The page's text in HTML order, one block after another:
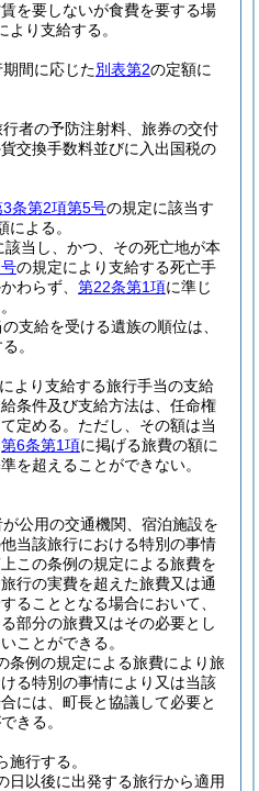
を要しないが食費を要する場
より支給する。
間に応じた別表第2の定額に
者の予防注射料、旅券の交付
交換手数料並びに入出国税の
3条第2項第5号の規定に該当す
による。
該当し、かつ、その死亡地が本
の規定により支給する死亡手
わらず、 第22条第1項に準じ
支給を受ける遺族の順位は、
。
より支給する旅行手当の支給
条件及び支給方法は、任命権
定める。 ただし、その額は当
第6条第1項に掲げる旅費の額に
を超えることができない。
公用の交通機関、宿泊施設を
当該旅行における特別の事情
この条例の規定による旅費を
行の実費を超えた旅費又は通
ることとなる場合において、
部分の旅費又はその必要とし
ことができる。
条例の規定による旅費により旅
る特別の事情により又は当該
には、町長と協議して必要と
きる。
施行する。
日以後に出発する旅行から適用